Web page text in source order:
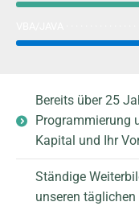
Bereits über 25
Programmierung
Kapital und Ihr
Ständige
unseren